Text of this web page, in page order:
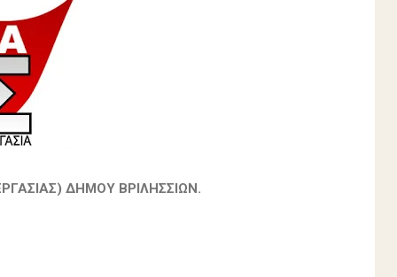
ΔΗΜΟΥ ΒΡΙΛΗΣΣΙΩΝ.